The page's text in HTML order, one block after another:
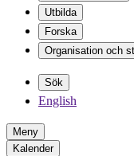
Utbilda
Forska
Organisation och
Sök
English
Meny
Kalender